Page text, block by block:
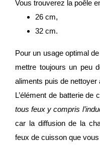
Vous trouverez la poêle
26 cm,
32 cm.
Pour un usage optimal
mettre toujours un peu
aliments puis de nettoyer
L’élément de batterie de
tous feux y compris
car la diffusion de la
feux de cuisson que